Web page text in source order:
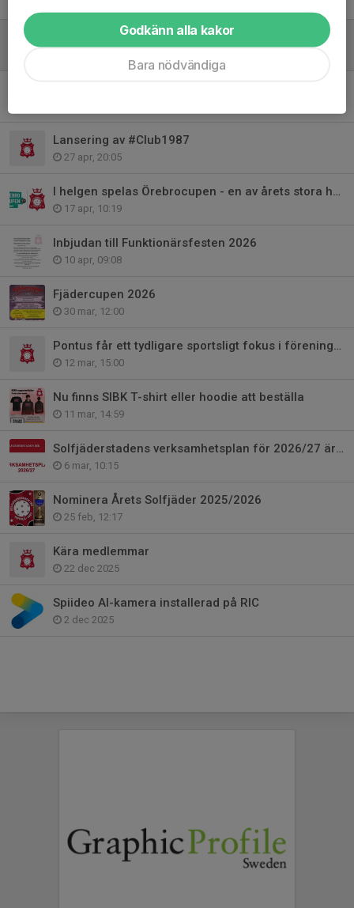
Årsmöte 2026
Lansering av #Club1987
27 apr, 20:05
I helgen spelas Örebrocupen - en av årets stora höjdpunkter!
17 apr, 10:19
Inbjudan till Funktionärsfesten 2026
10 apr, 09:08
Fjädercupen 2026
30 mar, 12:00
Pontus får ett tydligare sportsligt fokus i föreningen
12 mar, 15:00
Nu finns SIBK T-shirt eller hoodie att beställa
11 mar, 14:59
Solfjäderstadens verksamhetsplan för 2026/27 är klar
6 mar, 10:15
Nominera Årets Solfjäder 2025/2026
25 feb, 12:17
Kära medlemmar
22 dec 2025
Spiideo AI-kamera installerad på RIC
2 dec 2025
Godkänn alla kakor
Bara nödvändiga